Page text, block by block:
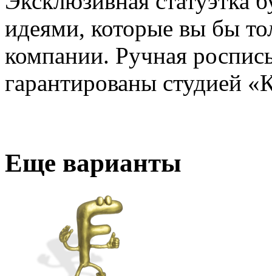
идеями, которые вы бы
компании. Ручная
гарантированы студией
Еще варианты